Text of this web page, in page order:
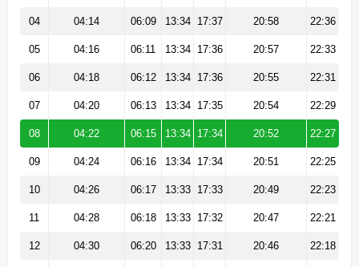
04 04:14 06:09 13:34 17:37 20:58 22:36
05 04:16 06:11 13:34 17:36 20:57 22:33
06 04:18 06:12 13:34 17:36 20:55 22:31
07 04:20 06:13 13:34 17:35 20:54 22:29
08 04:22 06:15 13:34 17:34 20:52 22:27
09 04:24 06:16 13:34 17:34 20:51 22:25
10 04:26 06:17 13:33 17:33 20:49 22:23
11 04:28 06:18 13:33 17:32 20:47 22:21
12 04:30 06:20 13:33 17:31 20:46 22:18